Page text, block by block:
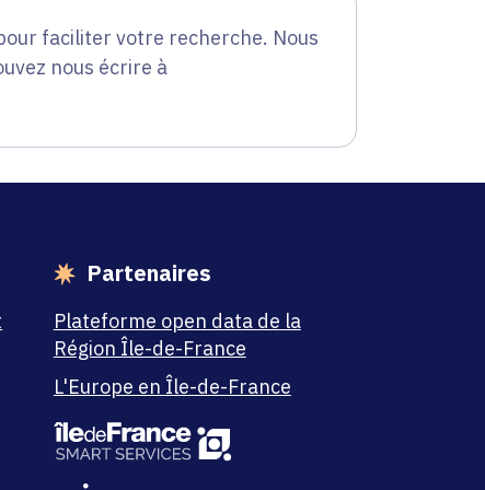
faciliter votre recherche. Nous
nous écrire à
Partenaires
Plateforme open data de la
Région Île-de-France
L'Europe en Île-de-France